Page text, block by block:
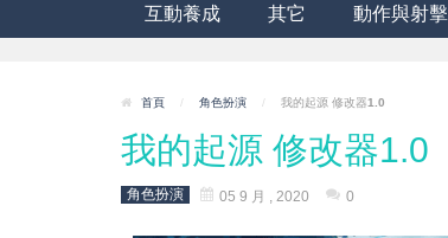
互動養成 其它 動作與射擊
首頁 / 角色扮演 / 我的起源 修改器1.0
我的起源 修改器1.0
角色扮演 05 9 月 , 2020 0